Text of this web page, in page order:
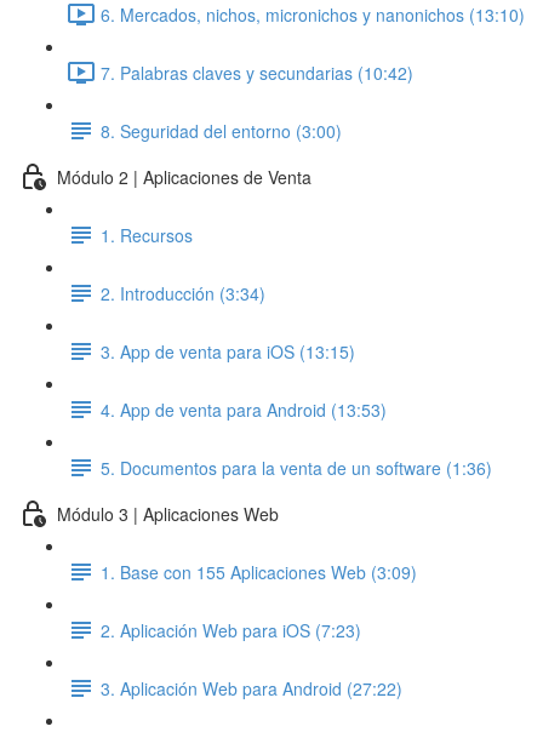
6. Mercados, nichos, micronichos y nanonichos (13:10)
7. Palabras claves y secundarias (10:42)
8. Seguridad del entorno (3:00)
Módulo 2 | Aplicaciones de Venta
1. Recursos
2. Introducción (3:34)
3. App de venta para iOS (13:15)
4. App de venta para Android (13:53)
5. Documentos para la venta de un software (1:36)
Módulo 3 | Aplicaciones Web
1. Base con 155 Aplicaciones Web (3:09)
2. Aplicación Web para iOS (7:23)
3. Aplicación Web para Android (27:22)